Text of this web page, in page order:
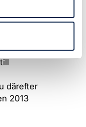
tjänstetid
därefter
2013